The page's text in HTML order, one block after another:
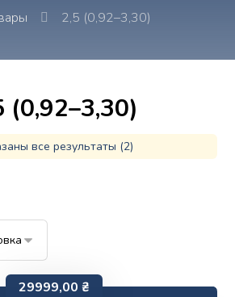
2,5 (0,92–3,30)
(0,92–3,30)
все результаты (2)
29999,00 ₴